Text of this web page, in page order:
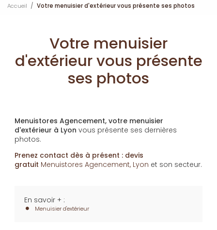
Accueil Votre menuisier d'extérieur vous présente ses photos
Votre menuisier
d'extérieur vous présente
ses photos
Menuistores Agencement, votre menuisier
d'extérieur à Lyon vous présente ses dernières
photos.
Prenez contact dès à présent : devis
gratuit Menuistores Agencement, Lyon et son secteur.
En savoir + :
Menuisier d'extérieur